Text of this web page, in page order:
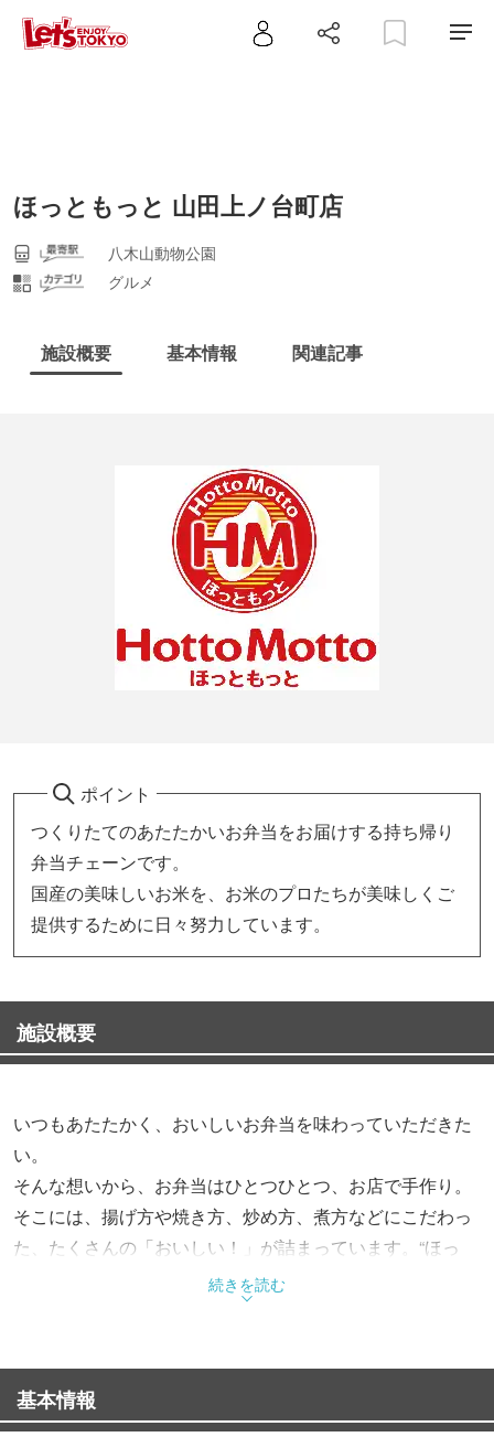
ほっともっと 山田上ノ台町店
八木山動物公園
グルメ
施設概要 基本情報 関連記事
ポイント
つくりたてのあたたかいお弁当をお届けする持ち帰り
弁当チェーンです。
国産の美味しいお米を、お米のプロたちが美味しくご
提供するために日々努力しています。
施設概要
いつもあたたかく、おいしいお弁当を味わっていただきた
い。
そんな想いから、お弁当はひとつひとつ、お店で手作り。
そこには、揚げ方や焼き方、炒め方、煮方などにこだわっ
た、たくさんの「おいしい！」が詰まっています。“ほっ
と”できるお弁当で、“もっと”お客様を笑顔にする。これか
らも、そんなお弁当をお届けします。
続きを読む
基本情報